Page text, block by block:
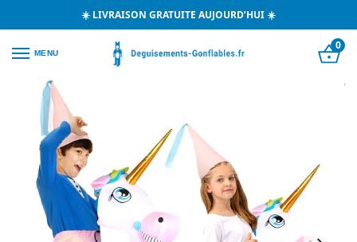
☀️ LIVRAISON GRATUITE AUJOURD’HUI ☀️
MENU
0